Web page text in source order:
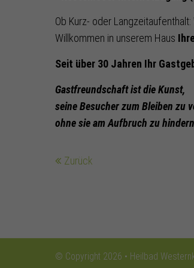
Ob Kurz- oder
Willkommen in unserem Haus
Seit über 30 Jahren Ihr
Gastfreundschaft ist die Kunst,
seine Besucher zum Bleiben zu
ohne sie am Aufbruch zu
Zurück
© Copyright 2026 • Heilbad